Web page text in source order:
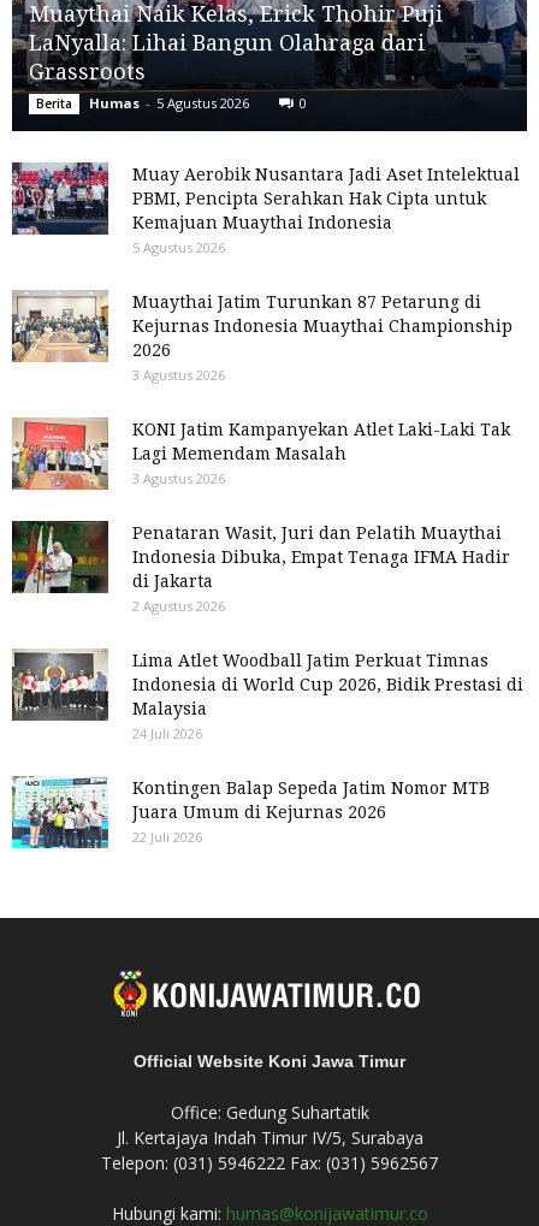
Muaythai Naik Kelas, Erick Thohir Puji
LaNyalla: Lihai Bangun Olahraga dari
Grassroots
Berita Humas - 5 Agustus 2026 0
Muay Aerobik Nusantara Jadi Aset Intelektual
PBMI, Pencipta Serahkan Hak Cipta untuk
Kemajuan Muaythai Indonesia
5 Agustus 2026
Muaythai Jatim Turunkan 87 Petarung di
Kejurnas Indonesia Muaythai Championship
2026
3 Agustus 2026
KONI Jatim Kampanyekan Atlet Laki-Laki Tak
Lagi Memendam Masalah
3 Agustus 2026
Penataran Wasit, Juri dan Pelatih Muaythai
Indonesia Dibuka, Empat Tenaga IFMA Hadir
di Jakarta
2 Agustus 2026
Lima Atlet Woodball Jatim Perkuat Timnas
Indonesia di World Cup 2026, Bidik Prestasi di
Malaysia
24 Juli 2026
Kontingen Balap Sepeda Jatim Nomor MTB
Juara Umum di Kejurnas 2026
22 Juli 2026
Official Website Koni Jawa Timur
Office: Gedung Suhartatik
Jl. Kertajaya Indah Timur IV/5, Surabaya
Telepon: (031) 5946222 Fax: (031) 5962567
Hubungi kami: humas@konijawatimur.co